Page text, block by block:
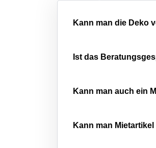
Kann man die Deko
Ist das
Kann man auch ein
Kann man